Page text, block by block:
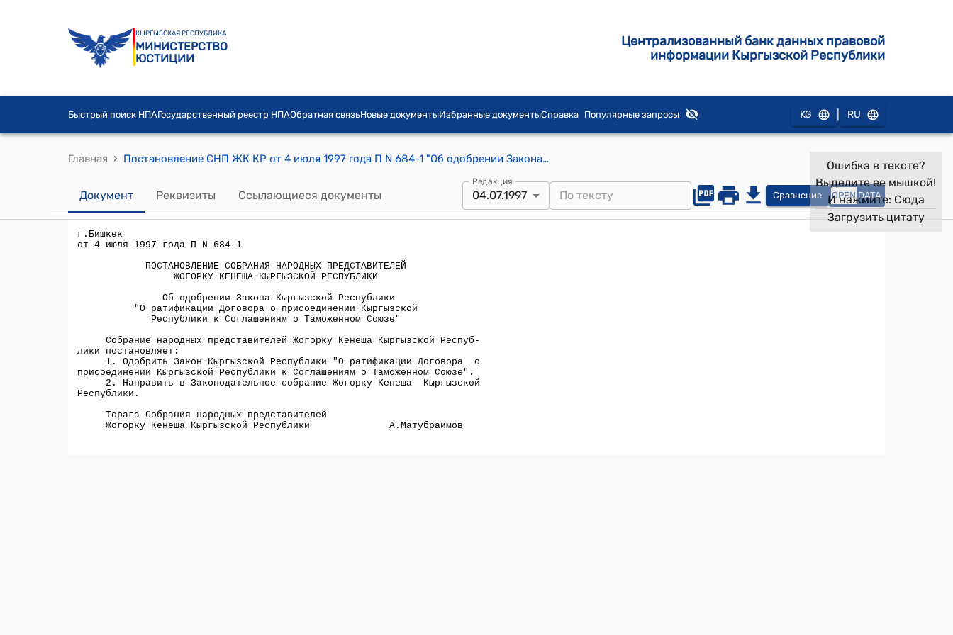
КЫРГЫЗСКАЯ РЕСПУБЛИКА
МИНИСТЕРСТВО
ЮСТИЦИИ
Централизованный банк данных правовой
информации Кыргызской Республики
Быстрый поиск НПАГосударственный реестр НПАОбратная связьНовые документыИзбранные документыСправка Популярные запросы KG RU
Главная › Постановление СНП ЖК КР от 4 июля 1997 года П N 684-1 "Об одобрении Закона Кыргызской Республики "О ратификации Договора о присоединении Кыргызской Республики к Соглашениям о Таможенном Союзе"
Документ Реквизиты Ссылающиеся документы
Редакция
04.07.1997 Сравнение OPEN DATA
Ошибка в тексте?
Выделите ее мышкой!
И нажмите: Сюда
Загрузить цитату